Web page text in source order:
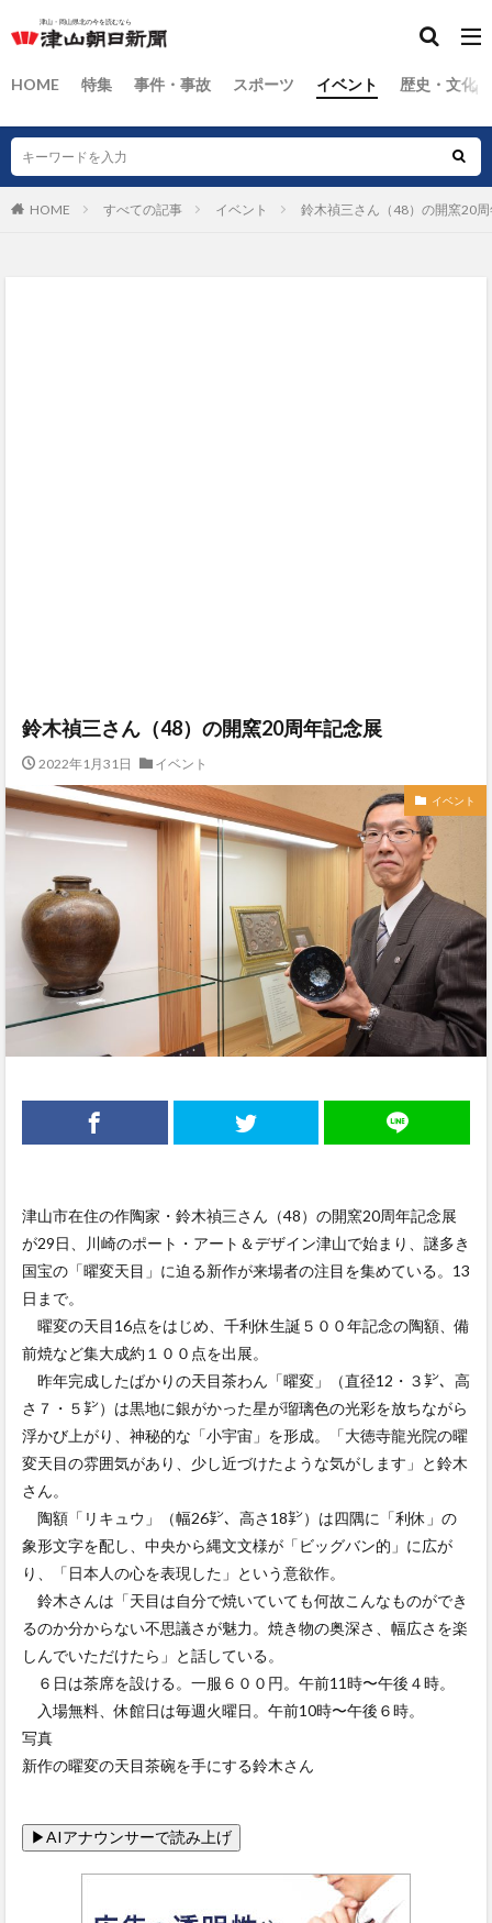
HOME 特集 事件・事故 スポーツ イベント 歴史・文化
HOME すべての記事 イベント 鈴木禎三さん（48）の開窯20
鈴木禎三さん（48）の開窯20周年記念展
2022年1月31日 イベント
イベント
津山市在住の作陶家・鈴木禎三さん（48）の開窯20周年記念展
が29日、川崎のポート・アート＆デザイン津山で始まり、謎多き
国宝の「曜変天目」に迫る新作が来場者の注目を集めている。13
日まで。
曜変の天目16点をはじめ、千利休生誕５００年記念の陶額、備
前焼など集大成約１００点を出展。
昨年完成したばかりの天目茶わん「曜変」（直径12・３㌢、高
さ７・５㌢）は黒地に銀がかった星が瑠璃色の光彩を放ちながら
浮かび上がり、神秘的な「小宇宙」を形成。「大徳寺龍光院の曜
変天目の雰囲気があり、少し近づけたような気がします」と鈴木
さん。
陶額「リキュウ」（幅26㌢、高さ18㌢）は四隅に「利休」の
象形文字を配し、中央から縄文文様が「ビッグバン的」に広が
り、「日本人の心を表現した」という意欲作。
鈴木さんは「天目は自分で焼いていても何故こんなものができ
るのか分からない不思議さが魅力。焼き物の奥深さ、幅広さを楽
しんでいただけたら」と話している。
６日は茶席を設ける。一服６００円。午前11時〜午後４時。
入場無料、休館日は毎週火曜日。午前10時〜午後６時。
写真
新作の曜変の天目茶碗を手にする鈴木さん